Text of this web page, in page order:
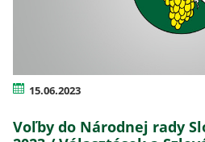
15.06.2023
Voľby do Národnej rady